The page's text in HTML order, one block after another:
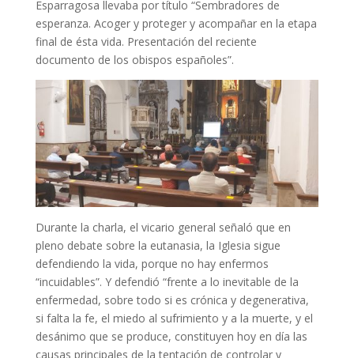
Esparragosa llevaba por título “Sembradores de
esperanza. Acoger y proteger y acompañar en la etapa
final de ésta vida. Presentación del reciente
documento de los obispos españoles”.
Durante la charla, el vicario general señaló que en
pleno debate sobre la eutanasia, la Iglesia sigue
defendiendo la vida, porque no hay enfermos
“incuidables”. Y defendió “frente a lo inevitable de la
enfermedad, sobre todo si es crónica y degenerativa,
si falta la fe, el miedo al sufrimiento y a la muerte, y el
desánimo que se produce, constituyen hoy en día las
causas principales de la tentación de controlar y